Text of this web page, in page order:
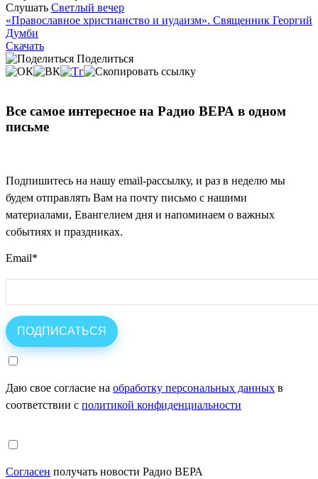
Слушать Светлый вечер
«Православное христианство и иудаизм». Священник Георгий
Думби
Скачать
Поделиться
Все самое интересное на Радио ВЕРА в одном
письме
Подпишитесь на нашу email-рассылку, и раз в неделю мы
будем отправлять Вам на почту письмо с нашими
материалами, Евангелием дня и напоминаем о важных
событиях и праздниках.
Email*
Даю свое согласие на обработку персональных данных в
соответствии с политикой конфиденциальности
Согласен получать новости Радио ВЕРА